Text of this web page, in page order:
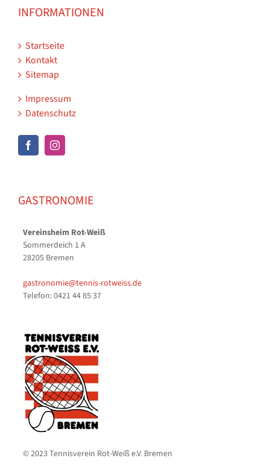
INFORMATIONEN
Startseite
Kontakt
Sitemap
Impressum
Datenschutz
GASTRONOMIE
Vereinsheim Rot-Weiß
Sommerdeich 1 A
28205 Bremen
gastronomie@tennis-rotweiss.de
Telefon: 0421 44 85 37
© 2023 Tennisverein Rot-Weiß e.V. Bremen